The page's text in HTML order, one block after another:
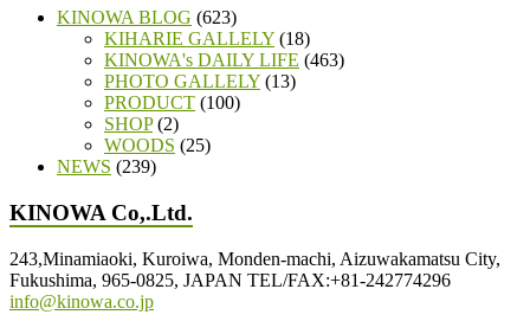
KINOWA BLOG (623)
KIHARIE GALLELY (18)
KINOWA's DAILY LIFE (463)
PHOTO GALLELY (13)
PRODUCT (100)
SHOP(2)
WOODS (25)
NEWS (239)
KINOWA Co,.Ltd.
243,Minamiaoki, Kuroiwa, Monden-machi, Aizuwakamatsu City,
Fukushima, 965-0825, JAPAN TEL/FAX:+81-242774296
info@kinowa.co.jp